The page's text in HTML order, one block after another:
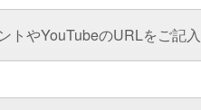
トやYouTubeのURLをご記